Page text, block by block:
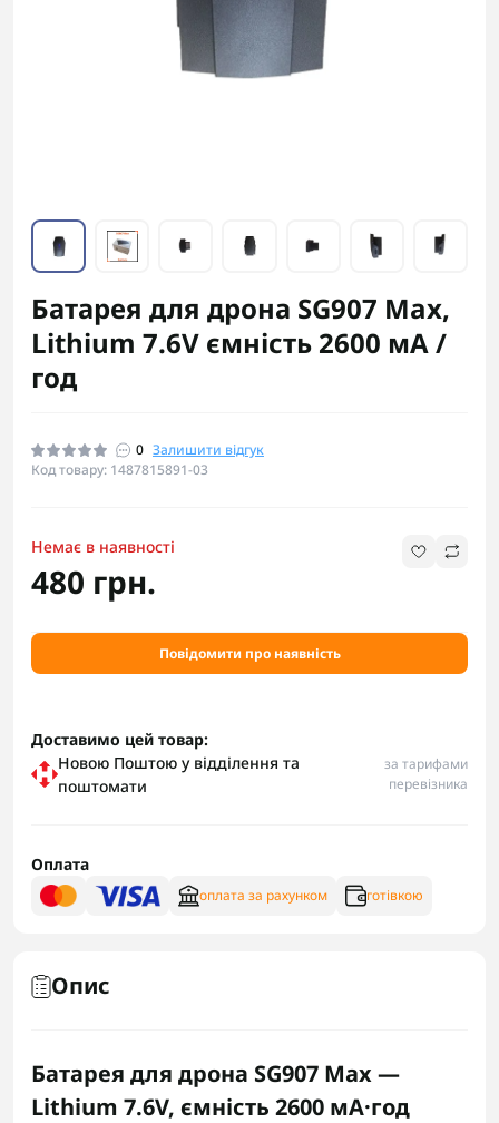
Батарея для дрона SG907 Max,
Lithium 7.6V ємність 2600 мА /
год
0 Залишити відгук
Код товару: 1487815891-03
Немає в наявності
480 грн.
Повідомити про наявність
Доставимо цей товар:
Новою Поштою у відділення та
поштомати
за тарифами
перевізника
Оплата
оплата за рахунком готівкою
Опис
Батарея для дрона SG907 Max —
Lithium 7.6V, ємність 2600 мА·год